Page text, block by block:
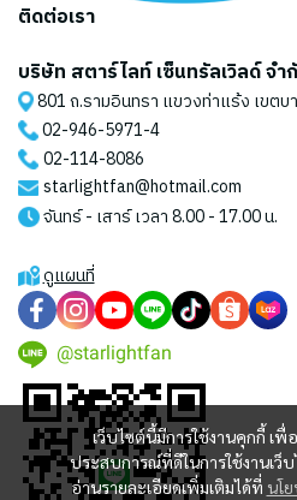
เว็บไซต์นี้มีการใช้งานคุกกี้ เ
ประสบการณ์ที่ดีในการใช้งานเว็
อ่านรายละเอียดเพิ่มเติมได้ที่ นโ
ติดต่อเรา
บริษัท สตาร์ไลท์ เซ็นทรัลเวิลด์ จำ
801 ถ.รามอินทรา แขวงท่าแร้ง เขตบ
02-946-5971-4
02-114-8086
starlightfan@hotmail.com
จันทร์ - เสาร์ เวลา 8.00 - 17.00 น.
ดูแผนที่
@starlightfan